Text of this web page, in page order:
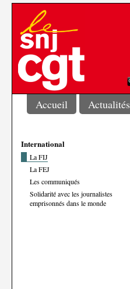
Accueil Actualités
International
La FIJ
La FEJ
Les communiqués
Solidarité avec les journalistes
emprisonnés dans le monde